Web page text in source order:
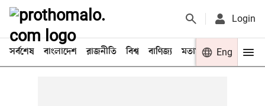
Login
সর্বশেষ বাংলাদেশ রাজনীতি বিশ্ব বাণিজ্য মতামত খেলা
Eng